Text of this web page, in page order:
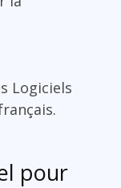
Logiciels
pour